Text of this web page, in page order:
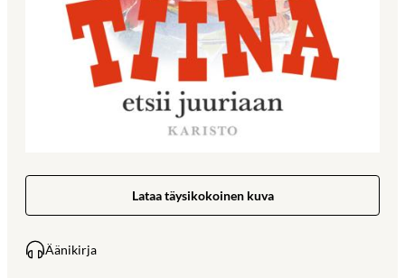
Lataa täysikokoinen kuva
Äänikirja